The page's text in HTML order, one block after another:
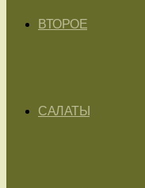
ВТОРОЕ
САЛАТЫ